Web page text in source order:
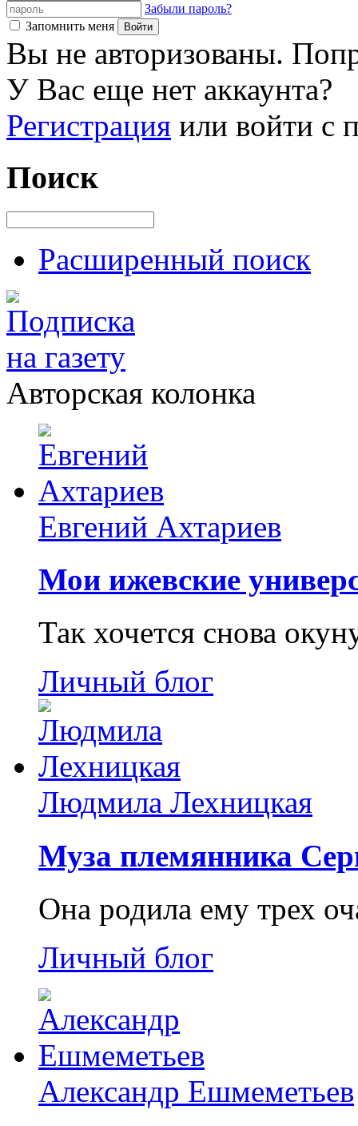
Забыли пароль?
Запомнить меня
Вы не авторизованы.
У Вас еще нет аккаунта?
Регистрация или войти с
Поиск
Расширенный поиск
Авторская колонка
Евгений Ахтариев
Мои ижевские
Так хочется снова
Личный блог
Людмила Лехницкая
Муза племянника
Она родила ему трех
Личный блог
Александр Ешмеметьев